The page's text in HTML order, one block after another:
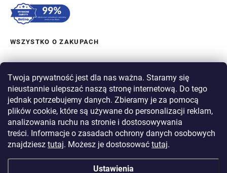
Twoja prywatność jest dla nas ważna. Staramy się
nieustannie ulepszać naszą stronę internetową. Do tego
jednak potrzebujemy danych. Zbieramy je za pomocą
plików cookie, które są używane do personalizacji reklam,
analizowania ruchu na stronie i dostosowywania
treści. Informacje o zasadach ochrony danych osobowych
znajdziesz tutaj. Możesz je dostosować tutaj.
Ustawienia
WSZYSTKO O ZAKUPACH
O BERGAM
PŁATNOŚĆ
WYSYŁKA